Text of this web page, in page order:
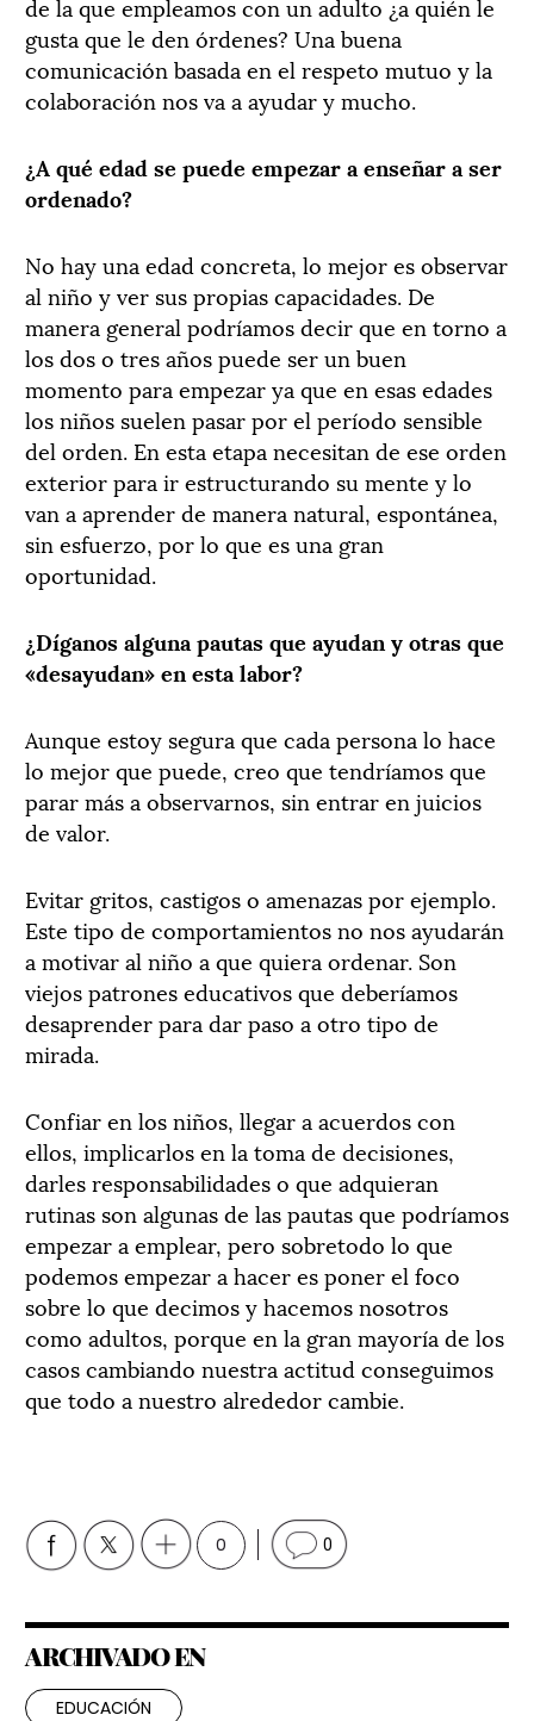
gusta que le den órdenes? Una buena
comunicación basada en el respeto mutuo y la
colaboración nos va a ayudar y mucho.
¿A qué edad se puede empezar a enseñar a ser
ordenado?
No hay una edad concreta, lo mejor es observar
al niño y ver sus propias capacidades. De
manera general podríamos decir que en torno a
los dos o tres años puede ser un buen
momento para empezar ya que en esas edades
los niños suelen pasar por el período sensible
del orden. En esta etapa necesitan de ese orden
exterior para ir estructurando su mente y lo
van a aprender de manera natural, espontánea,
sin esfuerzo, por lo que es una gran
oportunidad.
¿Díganos alguna pautas que ayudan y otras que
«desayudan» en esta labor?
Aunque estoy segura que cada persona lo hace
lo mejor que puede, creo que tendríamos que
parar más a observarnos, sin entrar en juicios
de valor.
Evitar gritos, castigos o amenazas por ejemplo.
Este tipo de comportamientos no nos ayudarán
a motivar al niño a que quiera ordenar. Son
viejos patrones educativos que deberíamos
desaprender para dar paso a otro tipo de
mirada.
Confiar en los niños, llegar a acuerdos con
ellos, implicarlos en la toma de decisiones,
darles responsabilidades o que adquieran
rutinas son algunas de las pautas que podríamos
empezar a emplear, pero sobretodo lo que
podemos empezar a hacer es poner el foco
sobre lo que decimos y hacemos nosotros
como adultos, porque en la gran mayoría de los
casos cambiando nuestra actitud conseguimos
que todo a nuestro alrededor cambie.
0 0
ARCHIVADO EN
EDUCACIÓN